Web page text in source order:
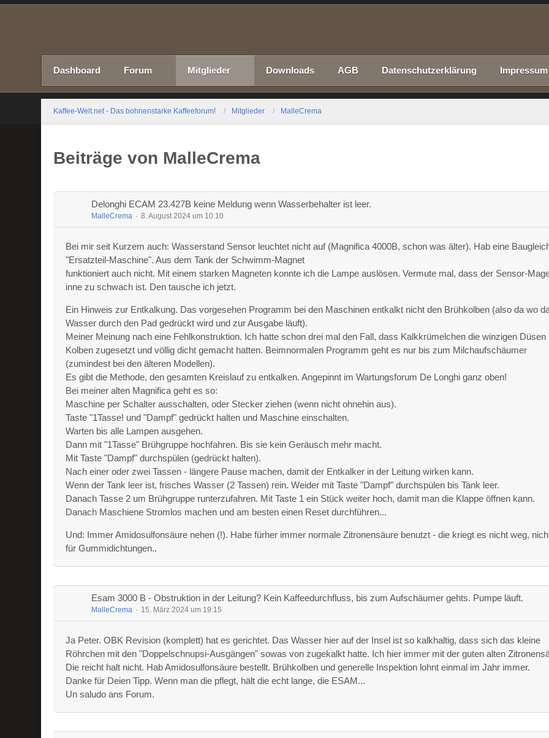
Dashboard Forum Mitglieder Downloads AGB Datenschutzerklärung Impressum
Kaffee-Welt.net - Das bohnenstarke Kaffeeforum! Mitglieder MalleCrema
Beiträge von MalleCrema
Delonghi ECAM 23.427B keine Meldung wenn Wasserbehalter ist leer.
MalleCrema 8. August 2024 um 10:10
Bei mir seit Kurzem auch: Wasserstand Sensor leuchtet nicht auf (Magnifica 4000B, schon was älter). Hab eine
"Ersatzteil-Maschine". Aus dem Tank der Schwimm-Magnet
funktioniert auch nicht. Mit einem starken Magneten konnte ich die Lampe auslösen. Vermute mal, dass der Sensor-
inne zu schwach ist. Den tausche ich jetzt.
Ein Hinweis zur Entkalkung. Das vorgesehen Programm bei den Maschinen entkalkt nicht den Brühkolben (also da wo
Wasser durch den Pad gedrückt wird und zur Ausgabe läuft).
Meiner Meinung nach eine Fehlkonstruktion. Ich hatte schon drei mal den Fall, dass Kalkkrümelchen die winzigen Düsen
Kolben zugesetzt und völlig dicht gemacht hatten. Beimnormalen Programm geht es nur bis zum Milchaufschäumer
(zumindest bei den älteren Modellen).
Es gibt die Methode, den gesamten Kreislauf zu entkalken. Angepinnt im Wartungsforum De Longhi ganz oben!
Bei meiner alten Magnifica geht es so:
Maschine per Schalter ausschalten, oder Stecker ziehen (wenn nicht ohnehin aus).
Taste "1Tasse! und "Dampf" gedrückt halten und Maschine einschalten.
Warten bis alle Lampen ausgehen.
Dann mit "1Tasse" Brühgruppe hochfahren. Bis sie kein Geräusch mehr macht.
Mit Taste "Dampf" durchspülen (gedrückt halten).
Nach einer oder zwei Tassen - längere Pause machen, damit der Entkalker in der Leitung wirken kann.
Wenn der Tank leer ist, frisches Wasser (2 Tassen) rein. Weider mit Taste "Dampf" durchspülen bis Tank leer.
Danach Tasse 2 um Brühgruppe runterzufahren. Mit Taste 1 ein Stück weiter hoch, damit man die Klappe öffnen kann.
Danach Maschiene Stromlos machen und am besten einen Reset durchführen...
Und: Immer Amidosulfonsäure nehen (!). Habe fürher immer normale Zitronensäure benutzt - die kriegt es nicht weg,
für Gummidichtungen..
Esam 3000 B - Obstruktion in der Leitung? Kein Kaffeedurchfluss, bis zum Aufschäumer gehts. Pumpe läuft.
MalleCrema 15. März 2024 um 19:15
Ja Peter. OBK Revision (komplett) hat es gerichtet. Das Wasser hier auf der Insel ist so kalkhaltig, dass sich das kleine
Röhrchen mit den "Doppelschnupsi-Ausgängen" sowas von zugekalkt hatte. Ich hier immer mit der guten alten
Die reicht halt nicht. Hab Amidosulfonsäure bestellt. Brühkolben und generelle Inspektion lohnt einmal im Jahr immer.
Danke für Deien Tipp. Wenn man die pflegt, hält die echt lange, die ESAM...
Un saludo ans Forum.